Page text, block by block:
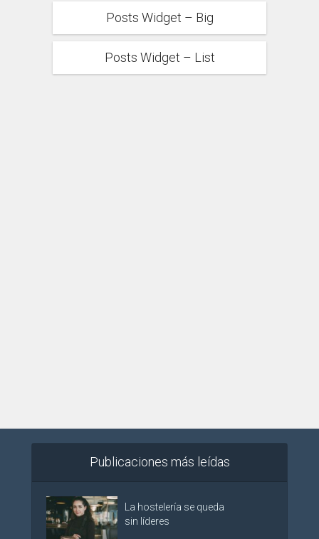
Posts Widget – Big
Posts Widget – List
Publicaciones más leídas
La hostelería se queda
sin líderes